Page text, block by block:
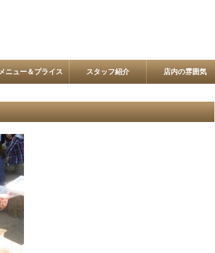
ニュー＆プライス スタッフ紹介 店内の雰囲気